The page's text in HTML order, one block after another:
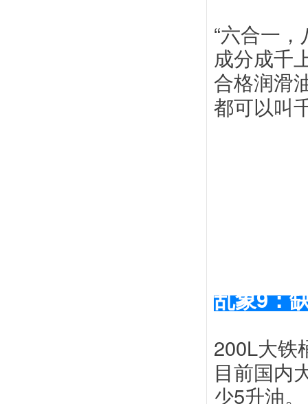
“六合一
成分成千
合格润滑
都可以叫
乱象9：
200L大铁
目前国内
少5升油。